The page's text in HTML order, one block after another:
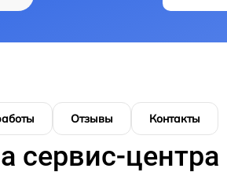
Отзывы Контакты
сервис-центра